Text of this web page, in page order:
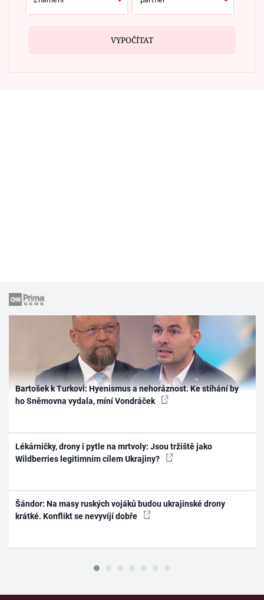
VYPOČÍTAT
Bartošek k Turkovi: Hyenismus a nehoráznost. Ke stíhání by
ho Sněmovna vydala, míní Vondráček
Lékárničky, drony i pytle na mrtvoly: Jsou tržiště jako
Wildberries legitimním cílem Ukrajiny?
Šándor: Na masy ruských vojáků budou ukrajinské drony
krátké. Konflikt se nevyvíjí dobře